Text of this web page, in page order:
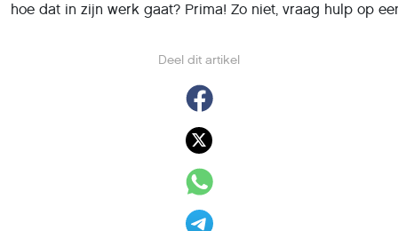
Deel dit artikel
hoe dat in zijn werk gaat? Prima! Zo niet, vraag hulp op